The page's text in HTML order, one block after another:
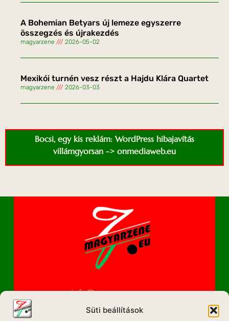
Süti beállítások
A Bohemian Betyars új lemeze egyszerre
összegzés és újrakezdés
magyarzene 2026-05-02
Mexikói turnén vesz részt a Hajdu Klára Quartet
magyarzene 2026-03-03
Bocsi, egy kis reklám: WordPress hibajavítás
villámgyorsan -> onmediaweb.eu
info@magyarzene.eu